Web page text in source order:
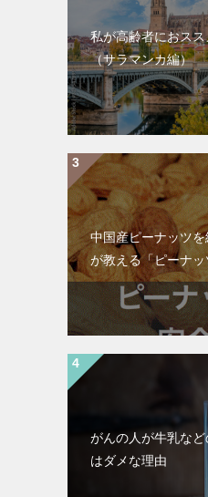
私が高齢者におス
（サラマンカ編）
中国産ピーナッツ
が教える「ピーナ
がんの人が牛乳な
はダメな理由